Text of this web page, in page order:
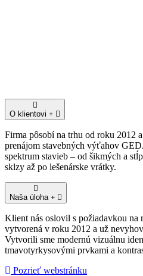
O klientovi
Firma pôsobí na trhu od roku 2012
prenájom stavebných výťahov
spektrum stavieb – od šikmých a
sklzy až po lešenárske vrátky.
Naša úloha
Klient nás oslovil s požiadavkou na
vytvorená v roku 2012 a už
Vytvorili sme modernú vizuálnu
tmavotyrkysovými prvkami a
Pozrieť webstránku